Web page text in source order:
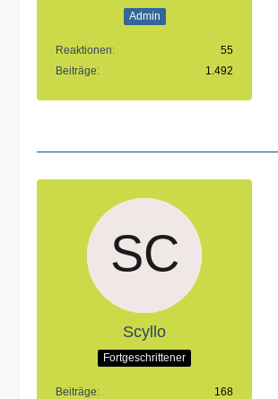
Admin
Reaktionen
55
Beiträge
1.492
Scyllo
Fortgeschrittener
Beiträge 168